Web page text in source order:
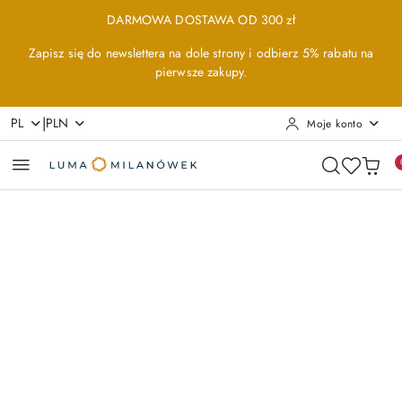
Przejdź do treści głównej
Przejdź do wyszukiwarki
Przejdź do moje konto
Przejdź do menu głównego
Przejdź do opisu produktu
Przejdź do stopkiDARMOWA DOSTAWA OD 300 zł
Zapisz się do newslettera na dole strony i odbierz 5% rabatu na
pierwsze zakupy.
PL |PLN Moje konto